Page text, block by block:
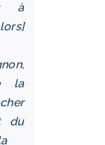
à
la
du